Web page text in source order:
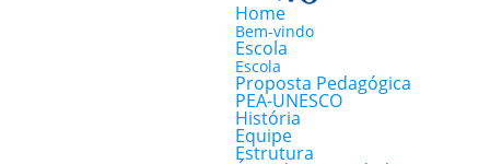
Home
Bem-vindo
Escola
Escola
Proposta Pedagógica
PEA-UNESCO
História
Equipe
Estrutura